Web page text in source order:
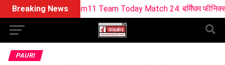
Breaking News
Dream11 Team Today Match 24: बर्मिंघम फीनिक्स vs सनराइजर्स
PAURI